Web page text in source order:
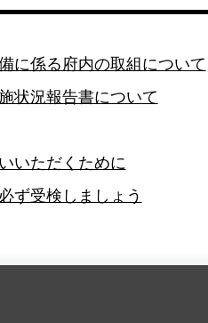
に係る府内の取組について
状況報告書について
いただくために
ず受検しましょう